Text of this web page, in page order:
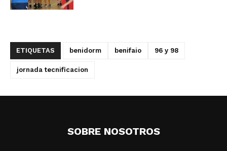
ETIQUETAS benidorm benifaio 96 y 98
jornada tecnificacion
SOBRE NOSOTROS